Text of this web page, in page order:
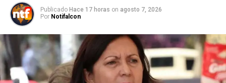
Publicado Hace 17 horas on agosto 7, 2026
Por Notifalcon